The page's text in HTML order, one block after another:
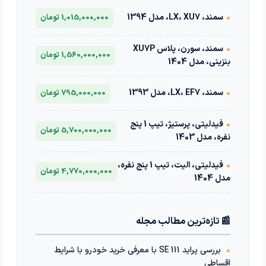
• سمند، LX، XU7، مدل 1394 1,015,000,000 تومان
•
سمند، سورن، پلاس XU7P
بنزینی، مدل 1404
1,560,000,000 تومان
• سمند، LX، EF7، مدل 1393 795,000,000 تومان
•
فیدلیتی، پرستیژ، تیپ 1 پنج
نفره، مدل 1403
5,700,000,000 تومان
•
فیدلیتی، الیت، تیپ 1 پنج نفره،
مدل 1404
4,770,000,000 تومان
📰 تازه‌ترین مطالب مجله
•
بررسی پراید 111 SE با معرفی خرید خودرو با شرایط
اقساطی